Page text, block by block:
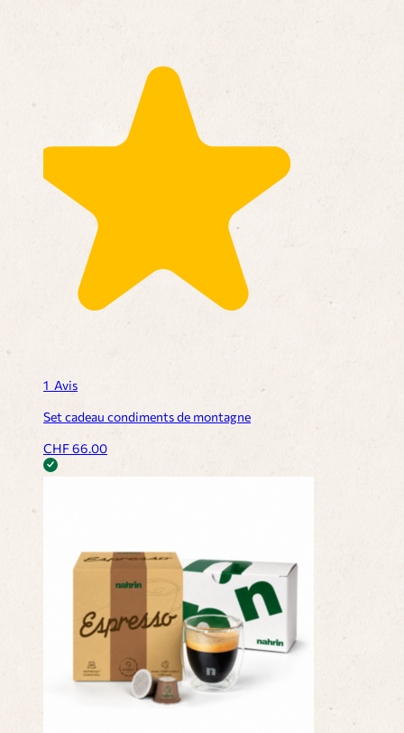
1 Avis
Set cadeau condiments de montagne
CHF66.00